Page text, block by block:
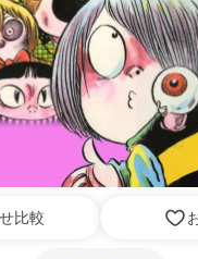
比較